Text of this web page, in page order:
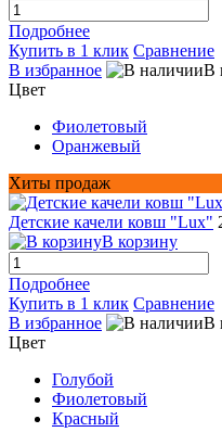
Подробнее
Купить в 1 клик Сравнение
В избранное
В
Цвет
Фиолетовый
Оранжевый
Хиты продаж
Детские качели ковш "Lux"
В корзину
Подробнее
Купить в 1 клик Сравнение
В избранное
В
Цвет
Голубой
Фиолетовый
Красный